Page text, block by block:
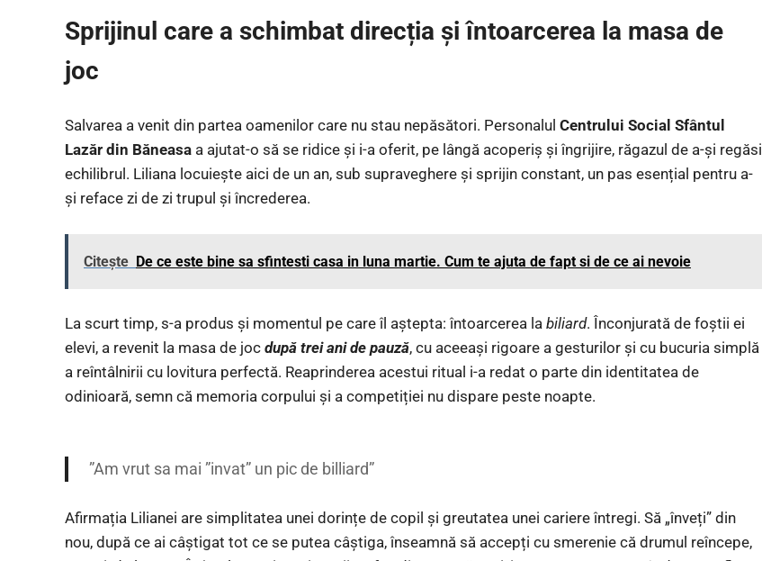
Sprijinul care a schimbat direcția și întoarcerea la masa de
joc
Salvarea a venit din partea oamenilor care nu stau nepăsători. Personalul Centrului Social Sfântul
Lazăr din Băneasa a ajutat-o să se ridice și i-a oferit, pe lângă acoperiș și îngrijire, răgazul de a-și regăsi
echilibrul. Liliana locuiește aici de un an, sub supraveghere și sprijin constant, un pas esențial pentru a-
și reface zi de zi trupul și încrederea.
Citește De ce este bine sa sfintesti casa in luna martie. Cum te ajuta de fapt si de ce ai nevoie
La scurt timp, s-a produs și momentul pe care îl aștepta: întoarcerea la biliard. Înconjurată de foștii ei
elevi, a revenit la masa de joc după trei ani de pauză, cu aceeași rigoare a gesturilor și cu bucuria simplă
a reîntâlnirii cu lovitura perfectă. Reaprinderea acestui ritual i-a redat o parte din identitatea de
odinioară, semn că memoria corpului și a competiției nu dispare peste noapte.
”Am vrut sa mai ”invat” un pic de billiard”
Afirmația Lilianei are simplitatea unei dorințe de copil și greutatea unei cariere întregi. Să „înveți” din
nou, după ce ai câștigat tot ce se putea câștiga, înseamnă să accepți cu smerenie că drumul reîncepe,